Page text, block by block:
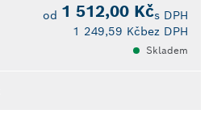
od 1 512,00 Kčs DPH
1 249,59 Kčbez DPH
Skladem